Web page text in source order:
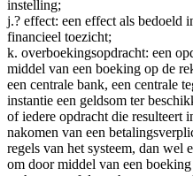
instelling;
j.? effect: een effect als bedoeld
financieel toezicht;
k. overboekingsopdracht: een
middel van een boeking op de
een centrale bank, een centrale
instantie een geldsom ter
of iedere opdracht die resulteert
nakomen van een
regels van het systeem, dan wel
om door middel van een